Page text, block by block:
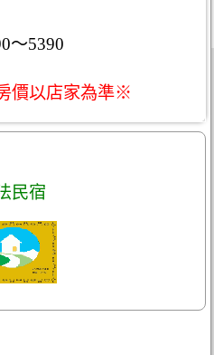
～5390
價以店家為準※
民宿